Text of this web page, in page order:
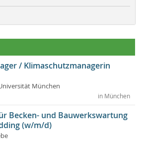
/ Klimaschutzmanagerin
München
in München
Becken- und Bauwerkswartung
(w/m/d)